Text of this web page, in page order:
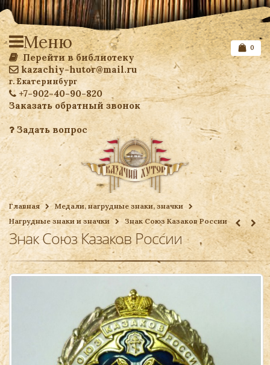
Перейти в библиотеку
kazachiy-hutor@mail.ru
г. Екатеринбург
+7-902-40-90-820
Заказать обратный звонок
Задать вопрос
Список желаемого
Ваша корзина
0
Меню
Главная
Медали, нагрудные знаки, значки
Нагрудные знаки и значки
Знак Союз Казаков России
Знак Союз Казаков России